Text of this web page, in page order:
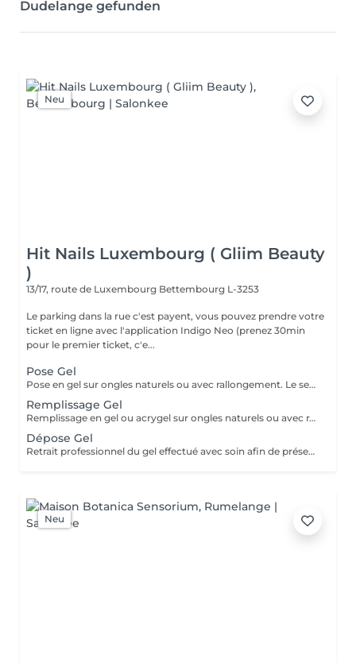
Dudelange gefunden
Neu
Hit Nails Luxembourg ( Gliim Beauty
)
13/17, route de Luxembourg Bettembourg L-3253
Le parking dans la rue c'est payent, vous pouvez prendre votre
ticket en ligne avec l'application Indigo Neo (prenez 30min
pour le premier ticket, c'e...
Pose Gel
Pose en gel sur ongles naturels ou avec rallongement. Le service comprend la manucure russe, la construction complète en gel, l'architecture adaptée à l'ongle et une finition lisse et résistante.
Remplissage Gel
Remplissage en gel ou acrygel sur ongles naturels ou avec rallongement existant. Le service comprend la manucure russe, la correction de l'architecture, le renforcement de la structure en gel et une finition lisse, uniforme et résistante.
Dépose Gel
Retrait professionnel du gel effectué avec soin afin de préserver l'ongle naturel. Le service comprend la manucure russe, la mise en forme de l'ongle et une pose de vernis traditionnel transparent, pour une finition propre, soignée et naturelle.
Neu